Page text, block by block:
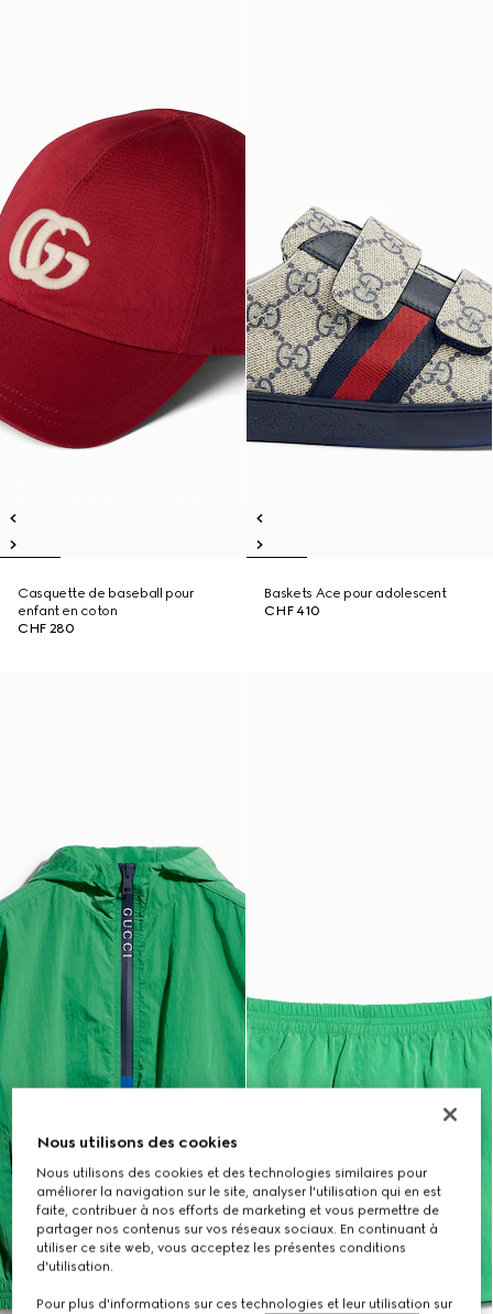
Casquette de baseball pour
enfant en coton
CHF 280
Baskets Ace pour adolescent
CHF 410
Nous utilisons des cookies
Nous utilisons des cookies et des technologies similaires pour
améliorer la navigation sur le site, analyser l'utilisation qui en est
faite, contribuer à nos efforts de marketing et vous permettre de
partager nos contenus sur vos réseaux sociaux. En continuant à
utiliser ce site web, vous acceptez les présentes conditions
d'utilisation.
Pour plus d'informations sur ces technologies et leur utilisation sur